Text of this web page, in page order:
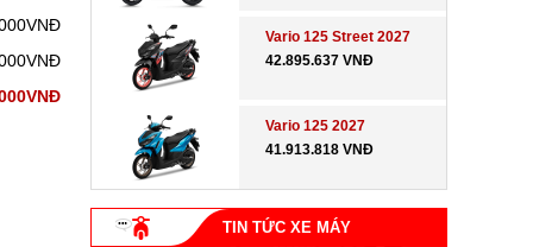
Vario 125 Street 2027
42.895.637 VNĐ
Vario 125 2027
41.913.818 VNĐ
TIN TỨC XE MÁY